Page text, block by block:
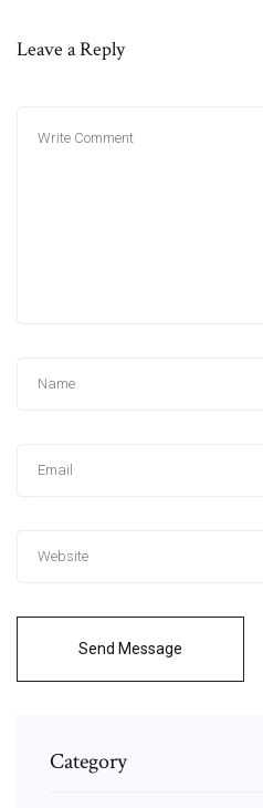
Leave a Reply
Send Message
Category